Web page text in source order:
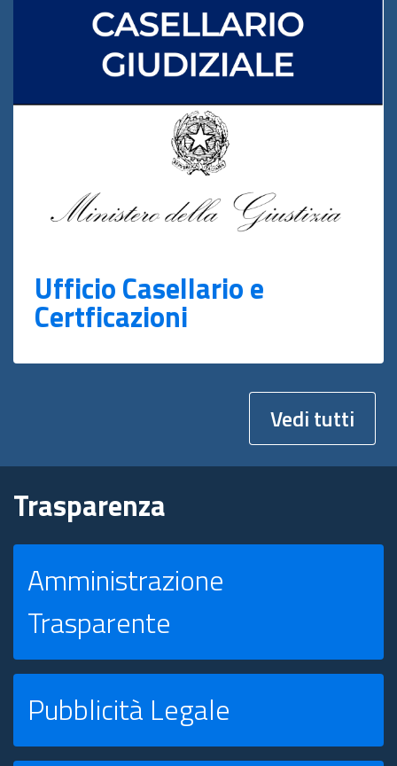
Ufficio Casellario e
Certficazioni
Vedi tutti
Trasparenza
Amministrazione
Trasparente
Pubblicità Legale